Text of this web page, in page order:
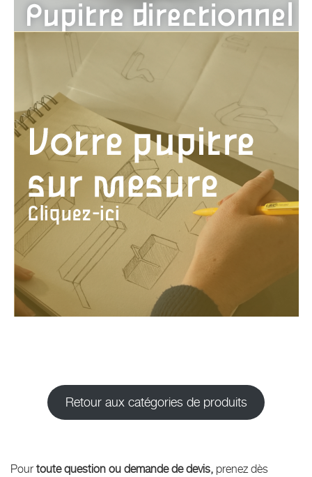
Retour aux catégories de produits
Pour toute question ou demande de devis, prenez dès